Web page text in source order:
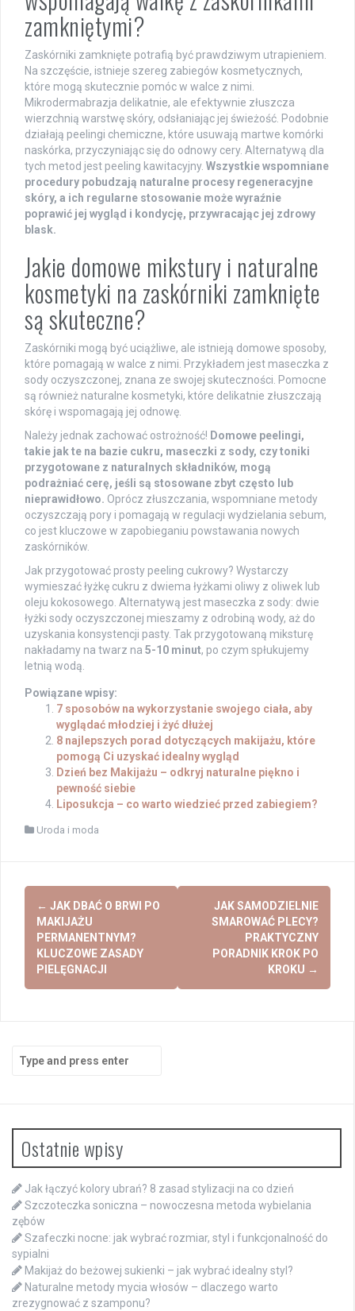
zamkniętymi?
Zaskórniki zamknięte potrafią być prawdziwym utrapieniem.
Na szczęście, istnieje szereg zabiegów kosmetycznych,
które mogą skutecznie pomóc w walce z nimi.
Mikrodermabrazja delikatnie, ale efektywnie złuszcza
wierzchnią warstwę skóry, odsłaniając jej świeżość. Podobnie
działają peelingi chemiczne, które usuwają martwe komórki
naskórka, przyczyniając się do odnowy cery. Alternatywą dla
tych metod jest peeling kawitacyjny. Wszystkie wspomniane
procedury pobudzają naturalne procesy regeneracyjne
skóry, a ich regularne stosowanie może wyraźnie
poprawić jej wygląd i kondycję, przywracając jej zdrowy
blask.
Jakie domowe mikstury i naturalne
kosmetyki na zaskórniki zamknięte
są skuteczne?
Zaskórniki mogą być uciążliwe, ale istnieją domowe sposoby,
które pomagają w walce z nimi. Przykładem jest maseczka z
sody oczyszczonej, znana ze swojej skuteczności. Pomocne
są również naturalne kosmetyki, które delikatnie złuszczają
skórę i wspomagają jej odnowę.
Należy jednak zachować ostrożność! Domowe peelingi,
takie jak te na bazie cukru, maseczki z sody, czy toniki
przygotowane z naturalnych składników, mogą
podrażniać cerę, jeśli są stosowane zbyt często lub
nieprawidłowo. Oprócz złuszczania, wspomniane metody
oczyszczają pory i pomagają w regulacji wydzielania sebum,
co jest kluczowe w zapobieganiu powstawania nowych
zaskórników.
Jak przygotować prosty peeling cukrowy? Wystarczy
wymieszać łyżkę cukru z dwiema łyżkami oliwy z oliwek lub
oleju kokosowego. Alternatywą jest maseczka z sody: dwie
łyżki sody oczyszczonej mieszamy z odrobiną wody, aż do
uzyskania konsystencji pasty. Tak przygotowaną miksturę
nakładamy na twarz na 5-10 minut, po czym spłukujemy
letnią wodą.
Powiązane wpisy:
7 sposobów na wykorzystanie swojego ciała, aby
wyglądać młodziej i żyć dłużej
8 najlepszych porad dotyczących makijażu, które
pomogą Ci uzyskać idealny wygląd
Dzień bez Makijażu – odkryj naturalne piękno i
pewność siebie
Liposukcja – co warto wiedzieć przed zabiegiem?
Uroda i moda
Post
navigation
← JAK DBAĆ O BRWI PO
MAKIJAŻU
PERMANENTNYM?
KLUCZOWE ZASADY
PIELĘGNACJI
JAK SAMODZIELNIE
SMAROWAĆ PLECY?
PRAKTYCZNY
PORADNIK KROK PO
KROKU →
for:
Ostatnie wpisy
Jak łączyć kolory ubrań? 8 zasad stylizacji na co dzień
Szczoteczka soniczna – nowoczesna metoda wybielania
zębów
Szafeczki nocne: jak wybrać rozmiar, styl i funkcjonalność do
sypialni
Makijaż do beżowej sukienki – jak wybrać idealny styl?
Naturalne metody mycia włosów – dlaczego warto
zrezygnować z szamponu?